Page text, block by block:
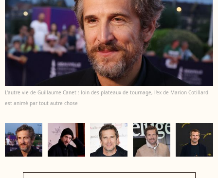
L'autre vie de Guillaume Canet : loin des plateaux de tournage, l'ex de Marion Cotillard
est animé par tout autre chose